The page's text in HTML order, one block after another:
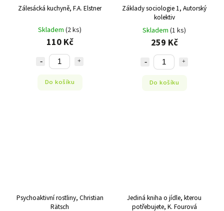
Zálesácká kuchyně, F.A. Elstner
Skladem (2 ks)
110 Kč
Do košíku
Základy sociologie 1, Autorský
kolektiv
Skladem (1 ks)
259 Kč
Do košíku
Psychoaktivní rostliny, Christian
Rätsch
Jediná kniha o jídle, kterou
potřebujete, K. Fourová